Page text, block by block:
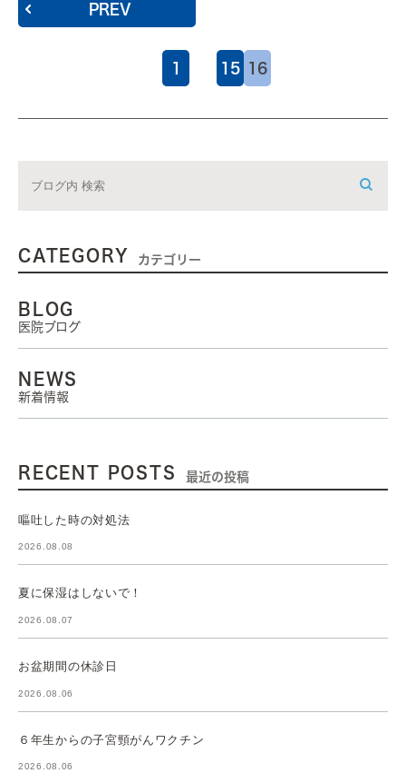
PREV
1 15 16
CATEGORY カテゴリー
BLOG
医院ブログ
NEWS
新着情報
RECENT POSTS 最近の投稿
嘔吐した時の対処法
2026.08.08
夏に保湿はしないで！
2026.08.07
お盆期間の休診日
2026.08.06
６年生からの子宮頸がんワクチン
2026.08.06